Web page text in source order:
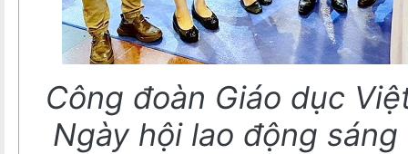
Công đoàn Giáo dục
Ngày hội lao động